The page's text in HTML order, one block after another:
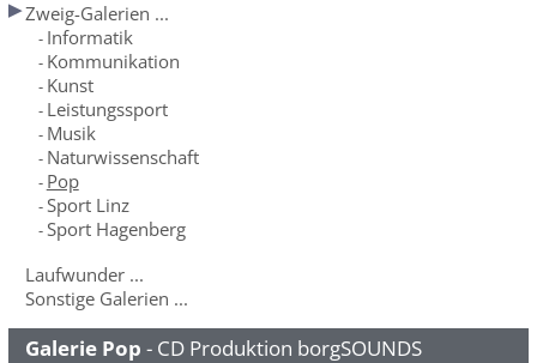
Zweig-Galerien ...
- Informatik
- Kommunikation
- Kunst
- Leistungssport
- Musik
- Naturwissenschaft
- Pop
-Sport Linz
-Sport Hagenberg
Laufwunder ...
Sonstige Galerien ...
Galerie Pop - CD Produktion borgSOUNDS